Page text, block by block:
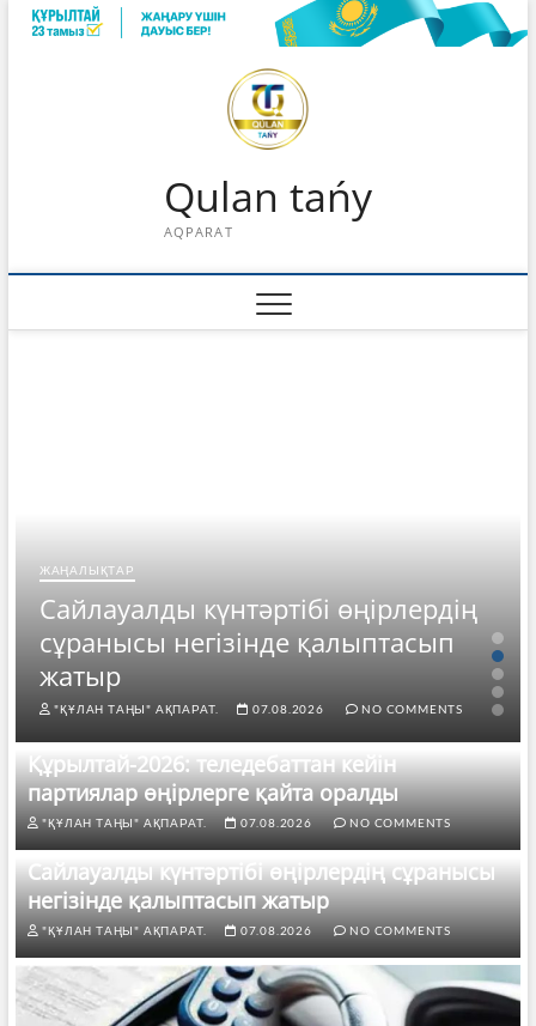
Skip
Qulan tańy
AQPARAT
ЖАҢАЛЫҚТАР
Сайлауалды күнтәртібі өңірлердің
сұранысы негізінде қалыптасып
жатыр
"ҚҰЛАН ТАҢЫ" АҚПАРАТ. 07.08.2026 NO COMMENTS
Құрылтай-2026: теледебаттан кейін
партиялар өңірлерге қайта оралды
"ҚҰЛАН ТАҢЫ" АҚПАРАТ. 07.08.2026 NO COMMENTS
Сайлауалды күнтәртібі өңірлердің сұранысы
негізінде қалыптасып жатыр
"ҚҰЛАН ТАҢЫ" АҚПАРАТ. 07.08.2026 NO COMMENTS